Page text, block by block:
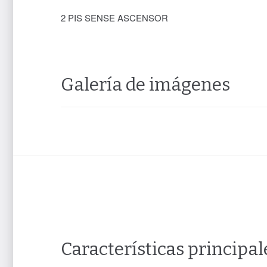
2 PIS SENSE ASCENSOR
Galería de imágenes
Características